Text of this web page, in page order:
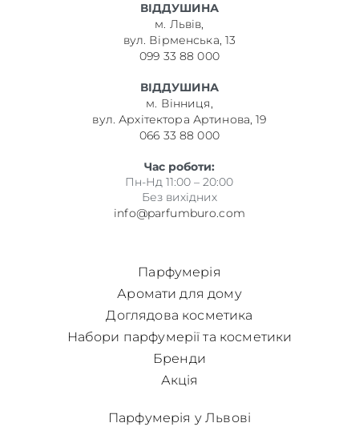
ВІДДУШИНА
м. Львів,
вул. Вірменська, 13
099 33 88 000
ВІДДУШИНА
м. Вінниця,
вул. Архітектора Артинова, 19
066 33 88 000
Час роботи:
Пн-Нд 11:00 – 20:00
Без вихідних
info@parfumburo.com
Парфумерія
Аромати для дому
Доглядова косметика
Набори парфумерії та косметики
Бренди
Акція
Парфумерія у Львові